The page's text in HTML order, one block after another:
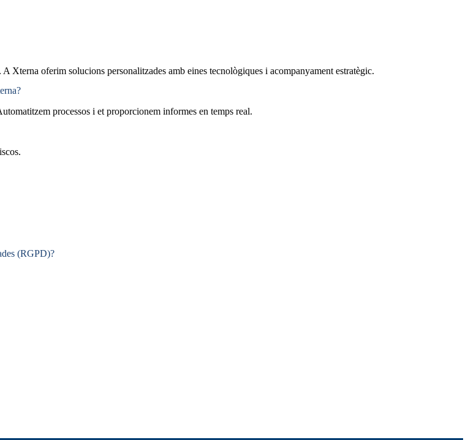
Xterna oferim solucions personalitzades amb eines tecnològiques i acompanyament estratègic.
processos i et proporcionem informes en temps real.
(RGPD)?